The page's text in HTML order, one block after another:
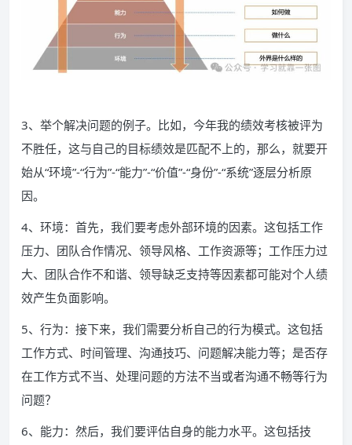
3、举个解决问题的例子。比如，今年我的绩效考核被评为
不胜任，这与自己的目标绩效是匹配不上的，那么，就要开
始从“环境”-“行为”-“能力”-“价值”-“身份”-“系统”逐层分析原
因。
4、环境：首先，我们要考虑外部环境的因素。这包括工作
压力、团队合作情况、领导风格、工作资源等；工作压力过
大、团队合作不和谐、领导缺乏支持等因素都可能对个人绩
效产生负面影响。
5、行为：接下来，我们需要分析自己的行为模式。这包括
工作方式、时间管理、沟通技巧、问题解决能力等；是否存
在工作方式不当、处理问题的方法不当或者沟通不畅等行为
问题？
6、能力：然后，我们要评估自身的能力水平。这包括技